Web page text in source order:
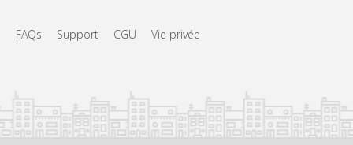
FAQs Support CGU Vie privée